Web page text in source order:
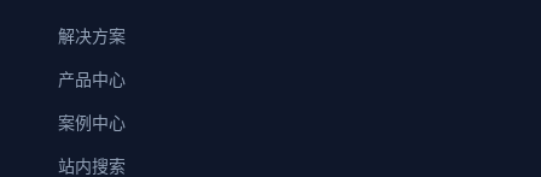
解决方案
产品中心
案例中心
站内搜索